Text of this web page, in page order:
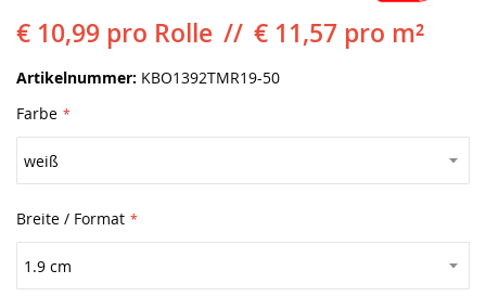
€ 10,99 pro Rolle € 11,57 pro m²
Artikelnummer KBO1392TMR19-50
Farbe
Breite / Format